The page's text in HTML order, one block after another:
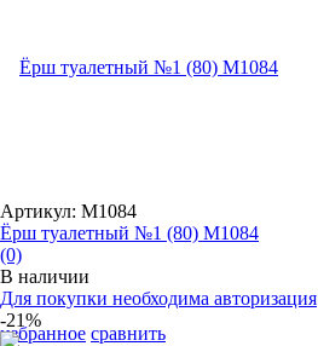
избранное сравнить
Артикул: М1084
Ёрш туалетный №1 (80) М1084
(0)
В наличии
Для покупки необходима авторизация
-21%